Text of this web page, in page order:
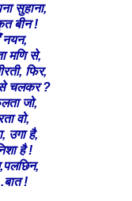
सुहाना,
बीन !
नयन,
मणि से,
फिर,
से चलकर ?
जो,
वो,
उगा है,
है !
!